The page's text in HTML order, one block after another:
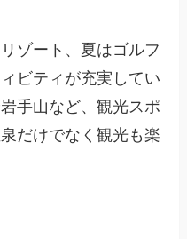
ゾート、夏はゴルフ
ビティが充実してい
手山など、観光スポ
だけでなく観光も楽